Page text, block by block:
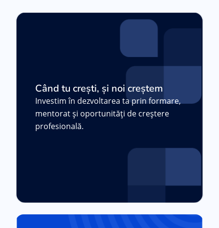
Când tu crești, și noi creștem
Investim în dezvoltarea ta prin formare,
mentorat și oportunități de creștere
profesională.